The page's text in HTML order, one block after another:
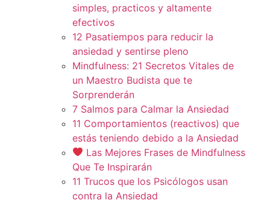
simples, practicos y altamente
efectivos
12 Pasatiempos para reducir la
ansiedad y sentirse pleno
Mindfulness: 21 Secretos Vitales de
un Maestro Budista que te
Sorprenderán
7 Salmos para Calmar la Ansiedad
11 Comportamientos (reactivos) que
estás teniendo debido a la Ansiedad
Las Mejores Frases de Mindfulness
Que Te Inspirarán
11 Trucos que los Psicólogos usan
contra la Ansiedad